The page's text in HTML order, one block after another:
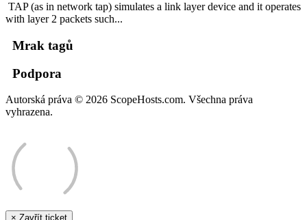
TAP (as in network tap) simulates a link layer device and it operates
with layer 2 packets such...
Mrak tagů
Podpora
Autorská práva © 2026 ScopeHosts.com. Všechna práva
vyhrazena.
× Zavřít ticket